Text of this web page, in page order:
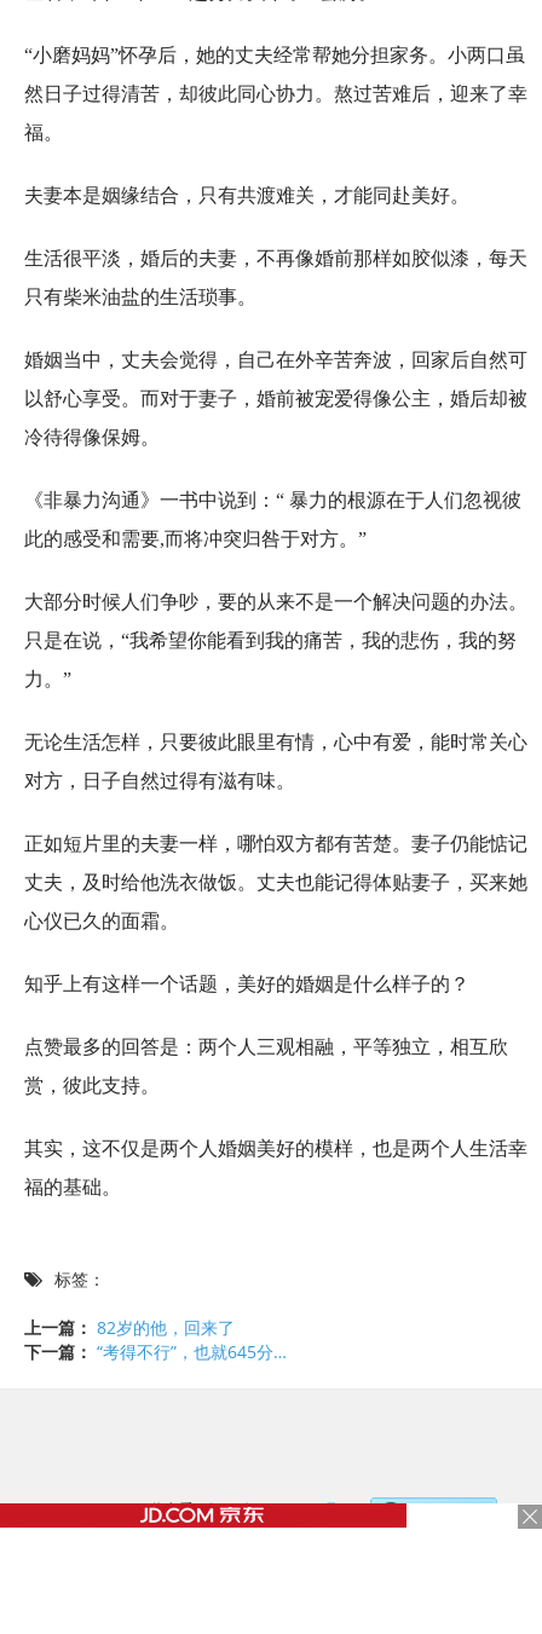
“小磨妈妈”怀孕后，她的丈夫经常帮她分担家务。小两口虽
然日子过得清苦，却彼此同心协力。熬过苦难后，迎来了幸
福。
夫妻本是姻缘结合，只有共渡难关，才能同赴美好。
生活很平淡，婚后的夫妻，不再像婚前那样如胶似漆，每天
只有柴米油盐的生活琐事。
婚姻当中，丈夫会觉得，自己在外辛苦奔波，回家后自然可
以舒心享受。而对于妻子，婚前被宠爱得像公主，婚后却被
冷待得像保姆。
《非暴力沟通》一书中说到：“ 暴力的根源在于人们忽视彼
此的感受和需要,而将冲突归咎于对方。”
大部分时候人们争吵，要的从来不是一个解决问题的办法。
只是在说，“我希望你能看到我的痛苦，我的悲伤，我的努
力。”
无论生活怎样，只要彼此眼里有情，心中有爱，能时常关心
对方，日子自然过得有滋有味。
正如短片里的夫妻一样，哪怕双方都有苦楚。妻子仍能惦记
丈夫，及时给他洗衣做饭。丈夫也能记得体贴妻子，买来她
心仪已久的面霜。
知乎上有这样一个话题，美好的婚姻是什么样子的？
点赞最多的回答是：两个人三观相融，平等独立，相互欣
赏，彼此支持。
其实，这不仅是两个人婚姻美好的模样，也是两个人生活幸
福的基础。
标签：
上一篇： 82岁的他，回来了
下一篇： “考得不行”，也就645分…
©2017 - 2020 / 信息看 /粤ICP备17153186号-2，